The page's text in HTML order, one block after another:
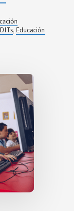
SON
, Educación